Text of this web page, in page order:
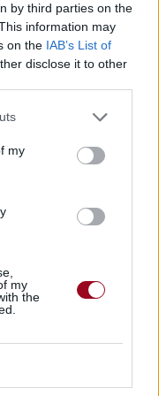
by third parties on the
information may
on the IAB’s List of
disclose it to other
my
my
the